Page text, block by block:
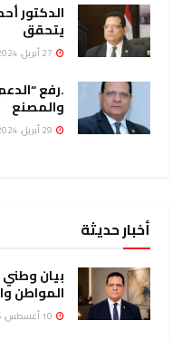
الدكتور
يتحقق
.رفع
والمصنع
أخبار حديثة
بيان وطني
المواطن